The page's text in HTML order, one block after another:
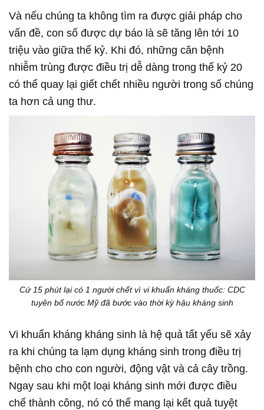
Và nếu chúng ta không tìm ra được giải pháp cho
vấn đề, con số được dự báo là sẽ tăng lên tới 10
triệu vào giữa thế kỷ. Khi đó, những căn bệnh
nhiễm trùng được điều trị dễ dàng trong thế kỷ 20
có thể quay lại giết chết nhiều người trong số chúng
ta hơn cả ung thư.
Cứ 15 phút lại có 1 người chết vì vi khuẩn kháng thuốc: CDC
tuyên bố nước Mỹ đã bước vào thời kỳ hậu kháng sinh
Vi khuẩn kháng kháng sinh là hệ quả tất yếu sẽ xảy
ra khi chúng ta lạm dụng kháng sinh trong điều trị
bệnh cho cho con người, động vật và cả cây trồng.
Ngay sau khi một loại kháng sinh mới được điều
chế thành công, nó có thể mang lại kết quả tuyệt